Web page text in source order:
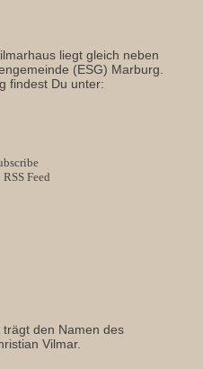
liegt gleich neben
(ESG) Marburg.
findest Du unter:
RSS Feed
den Namen des
Vilmar.